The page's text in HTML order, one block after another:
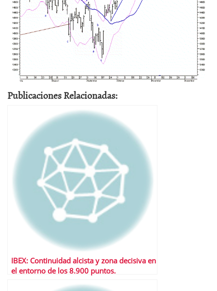
Publicaciones Relacionadas:
IBEX: Continuidad alcista y zona decisiva en
el entorno de los 8.900 puntos.